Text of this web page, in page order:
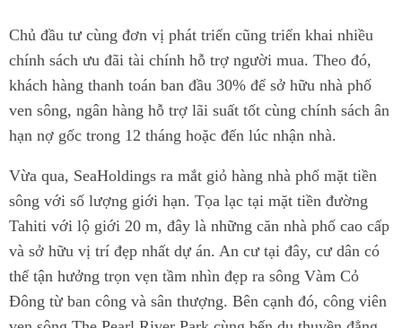
Chủ đầu tư cùng đơn vị phát triển cũng triển khai nhiều
chính sách ưu đãi tài chính hỗ trợ người mua. Theo đó,
khách hàng thanh toán ban đầu 30% để sở hữu nhà phố
ven sông, ngân hàng hỗ trợ lãi suất tốt cùng chính sách ân
hạn nợ gốc trong 12 tháng hoặc đến lúc nhận nhà.
Vừa qua, SeaHoldings ra mắt giỏ hàng nhà phố mặt tiền
sông với số lượng giới hạn. Tọa lạc tại mặt tiền đường
Tahiti với lộ giới 20 m, đây là những căn nhà phố cao cấp
và sở hữu vị trí đẹp nhất dự án. An cư tại đây, cư dân có
thể tận hưởng trọn vẹn tầm nhìn đẹp ra sông Vàm Cỏ
Đông từ ban công và sân thượng. Bên cạnh đó, công viên